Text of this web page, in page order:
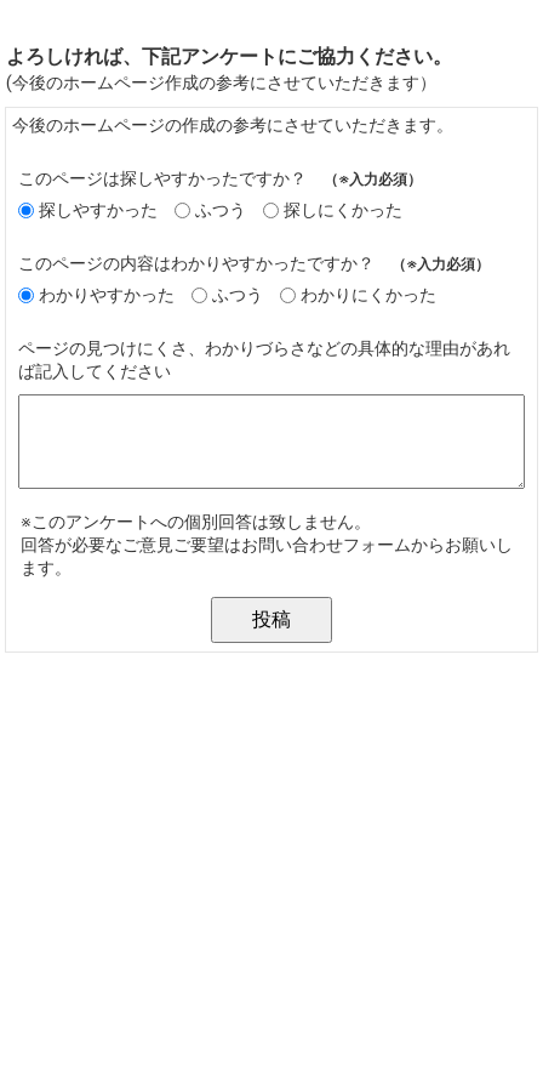
よろしければ、下記アンケートにご協力ください。
(今後のホームページ作成の参考にさせていただきます）
今後のホームページの作成の参考にさせていただきます。
このページは探しやすかったですか？ （※入力必須）
探しやすかった ふつう 探しにくかった
このページの内容はわかりやすかったですか？ （※入力必須）
わかりやすかった ふつう わかりにくかった
ページの見つけにくさ、わかりづらさなどの具体的な理由があれ
ば記入してください
※このアンケートへの個別回答は致しません。
回答が必要なご意見ご要望はお問い合わせフォームからお願いし
ます。